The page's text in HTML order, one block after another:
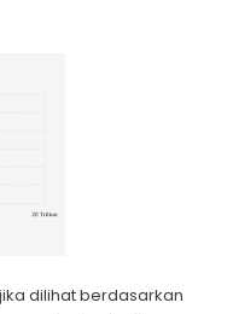
dilihat berdasarkan